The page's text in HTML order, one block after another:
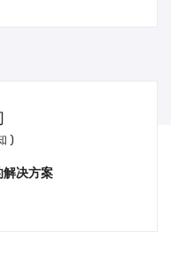
)
解决方案